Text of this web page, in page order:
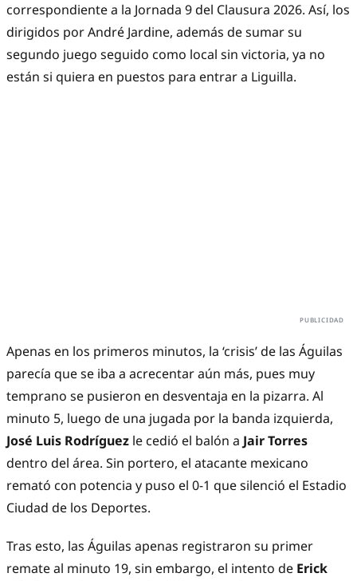
correspondiente a la Jornada 9 del Clausura 2026. Así, los
dirigidos por André Jardine, además de sumar su
segundo juego seguido como local sin victoria, ya no
están si quiera en puestos para entrar a Liguilla.
Apenas en los primeros minutos, la ‘crisis’ de las Águilas
parecía que se iba a acrecentar aún más, pues muy
temprano se pusieron en desventaja en la pizarra. Al
minuto 5, luego de una jugada por la banda izquierda,
José Luis Rodríguez le cedió el balón a Jair Torres
dentro del área. Sin portero, el atacante mexicano
remató con potencia y puso el 0-1 que silenció el Estadio
Ciudad de los Deportes.
Tras esto, las Águilas apenas registraron su primer
remate al minuto 19, sin embargo, el intento de Erick